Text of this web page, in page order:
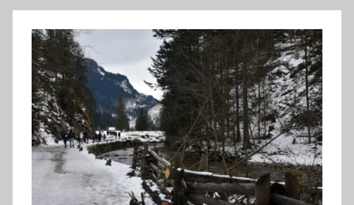
1
3
k
w
i
e
t
n